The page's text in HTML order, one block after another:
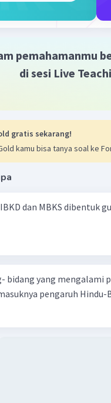
Iklan
pemahamanmu
di sesi Live
gratis sekarang!
kamu bisa tanya soal ke
dan MBKS dibentuk
bidang yang mengalami
pengaruh Hindu-